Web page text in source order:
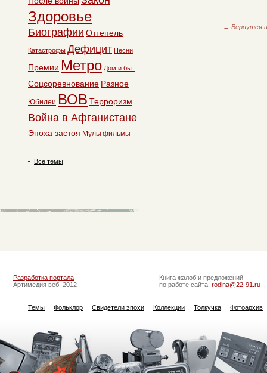
← Вернутся
Здоровье
Биографии Оттепель
Катастрофы Дефицит Песни
Премии Метро Дом и быт
Соцсоревнование Разное
Юбилеи ВОВ Терроризм
Война в Афганистане
Эпоха застоя Мультфильмы
Все темы
Разработка портала
Артимедия веб, 2012
Книга жалоб и предложений
по работе сайта: rodina@22-91.ru
Темы Фольклор Свидетели эпохи Коллекции Толкучка Фотоархив